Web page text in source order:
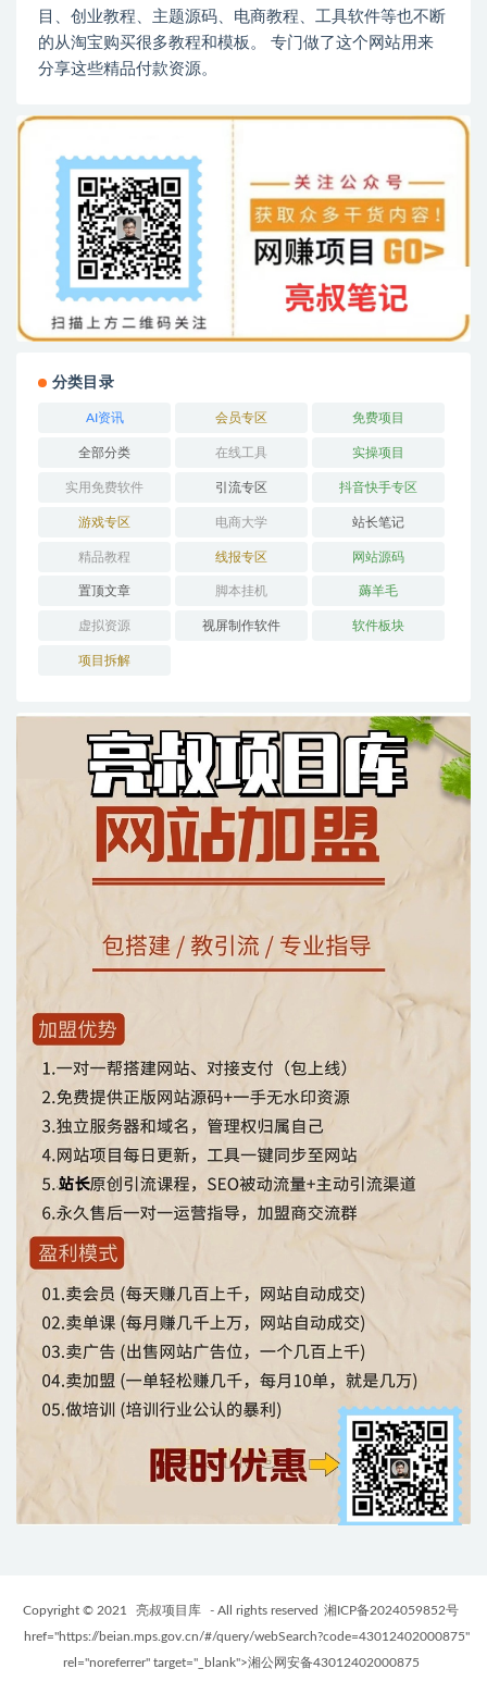
目、创业教程、主题源码、电商教程、工具软件等也不断
的从淘宝购买很多教程和模板。 专门做了这个网站用来
分享这些精品付款资源。
分类目录
AI资讯 会员专区 免费项目
全部分类 在线工具 实操项目
实用免费软件 引流专区 抖音快手专区
游戏专区 电商大学 站长笔记
精品教程 线报专区 网站源码
置顶文章 脚本挂机 薅羊毛
虚拟资源 视屏制作软件 软件板块
项目拆解
Copyright © 2021 亮叔项目库 - All rights reserved 湘ICP备2024059852号
href="https://beian.mps.gov.cn/#/query/webSearch?code=43012402000875"
rel="noreferrer" target="_blank">湘公网安备43012402000875